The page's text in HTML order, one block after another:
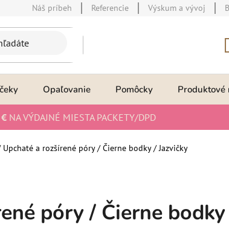
Náš príbeh Referencie Výskum a vývoj
Opaľovanie Pomôcky Produktové
NA VÝDAJNÉ MIESTA PACKETY/DPD
a rozšírené póry / Čierne bodky / Jazvičky
póry / Čierne bodky